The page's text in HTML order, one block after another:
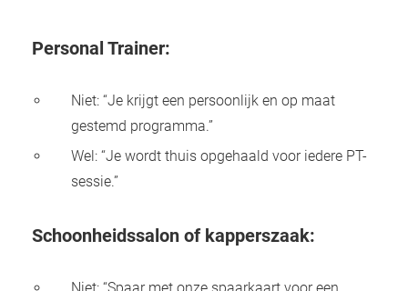
Personal Trainer:
Niet: “Je krijgt een persoonlijk en op maat
gestemd programma.”
Wel: “Je wordt thuis opgehaald voor iedere PT-
sessie.”
Schoonheidssalon of kapperszaak: